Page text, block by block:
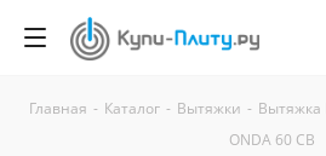
Главная - Каталог - Вытяжки - Вытяжка
ONDA 60 CB